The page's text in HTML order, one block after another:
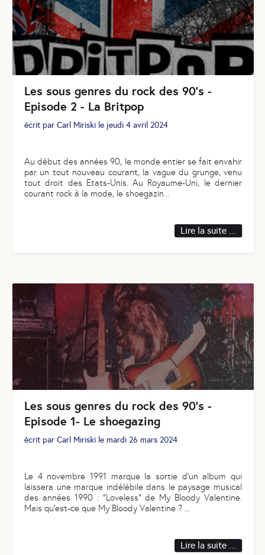
Les sous genres du rock des 90’s -
Episode 2 - La Britpop
écrit par Carl Miriski le jeudi 4 avril 2024
Au début des années 90, le monde entier se fait envahir
par un tout nouveau courant, la vague du grunge, venu
tout droit des Etats-Unis. Au Royaume-Uni, le dernier
courant rock à la mode, le shoegazin
Lire la suite ...
Les sous genres du rock des 90’s -
Episode 1- Le shoegazing
écrit par Carl Miriski le mardi 26 mars 2024
Le 4 novembre 1991 marque la sortie d'un album qui
laissera une marque indélébile dans le paysage musical
des années 1990 : "Loveless" de My Bloody Valentine.
Mais qu'est-ce que My Bloody Valentine ?
Lire la suite ...